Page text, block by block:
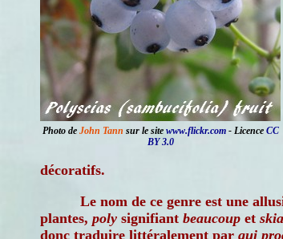
Photo de John Tann sur le site www.flickr.com- Licence CC
BY 3.0
décoratifs.
Le nom de ce genre est une
plantes, poly signifiant beaucoup et
donc traduire littéralement par qui